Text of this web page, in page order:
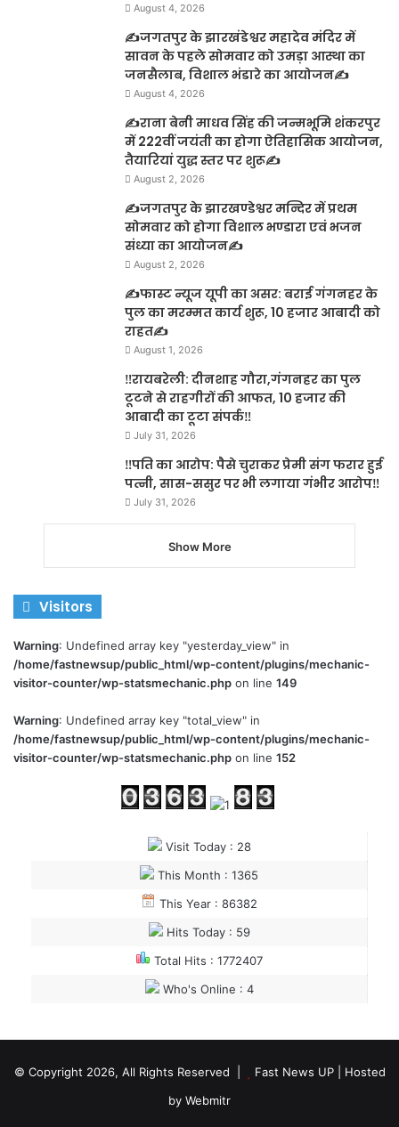
August 4, 2026
✍️जगतपुर के झारखंडेश्वर महादेव मंदिर में
सावन के पहले सोमवार को उमड़ा आस्था का
जनसैलाब, विशाल भंडारे का आयोजन✍️
August 4, 2026
✍️राना बेनी माधव सिंह की जन्मभूमि शंकरपुर
में 222वीं जयंती का होगा ऐतिहासिक आयोजन,
तैयारियां युद्ध स्तर पर शुरू✍️
August 2, 2026
✍️जगतपुर के झारखण्डेश्वर मन्दिर में प्रथम
सोमवार को होगा विशाल भण्डारा एवं भजन
संध्या का आयोजन✍️
August 2, 2026
✍️फास्ट न्यूज यूपी का असर: बराई गंगनहर के
पुल का मरम्मत कार्य शुरू, 10 हजार आबादी को
राहत✍️
August 1, 2026
‼️रायबरेली: दीनशाह गौरा,गंगनहर का पुल
टूटने से राहगीरों की आफत, 10 हजार की
आबादी का टूटा संपर्क‼️
July 31, 2026
‼️पति का आरोप: पैसे चुराकर प्रेमी संग फरार हुई
पत्नी, सास-ससुर पर भी लगाया गंभीर आरोप‼️
July 31, 2026
Show More
Visitors
Warning: Undefined array key "yesterday_view" in
/home/fastnewsup/public_html/wp-content/plugins/mechanic-
visitor-counter/wp-statsmechanic.php on line 149
Warning: Undefined array key "total_view" in
/home/fastnewsup/public_html/wp-content/plugins/mechanic-
visitor-counter/wp-statsmechanic.php on line 152
Visit Today : 28
This Month : 1365
This Year : 86382
Hits Today : 59
Total Hits : 1772407
Who's Online : 4
© Copyright 2026, All Rights Reserved | Fast News UP| Hosted
by Webmitr